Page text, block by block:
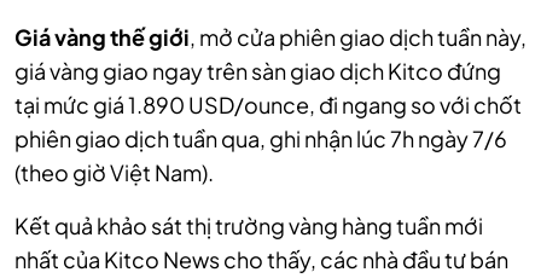
Giá vàng thế giới, mở cửa phiên giao dịch tuần này,
giá vàng giao ngay trên sàn giao dịch Kitco đứng
tại mức giá 1.890 USD/ounce, đi ngang so với chốt
phiên giao dịch tuần qua, ghi nhận lúc 7h ngày 7/6
(theo giờ Việt Nam).
Kết quả khảo sát thị trường vàng hàng tuần mới
nhất của Kitco News cho thấy, các nhà đầu tư bán